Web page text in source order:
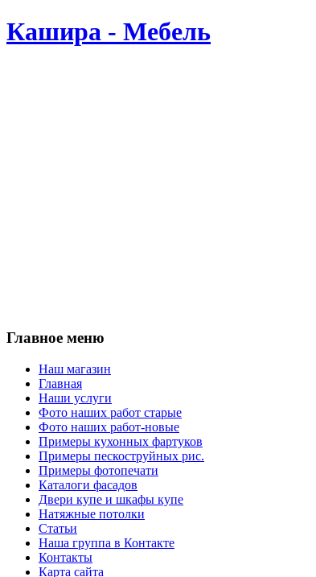
Кашира - Мебель
Главное меню
Наш магазин
Главная
Наши услуги
Фото наших работ старые
Фото наших работ-новые
Примеры кухонных фартуков
Примеры пескоструйных рис.
Примеры фотопечати
Каталоги фасадов
Двери купе и шкафы купе
Натяжные потолки
Статьи
Наша группа в Контакте
Контакты
Карта сайта